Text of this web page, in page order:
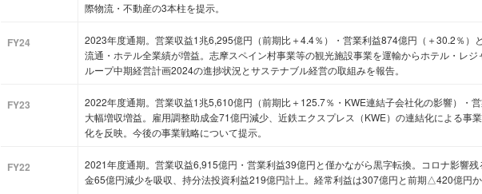
際物流・不動産の3本柱を提示。
FY24
2023年度通期。営業収益1兆6,295億円（前期比＋4.4％）・営業利益874億円（＋30.2％）
流通・ホテル全業績が増益。志摩スペイン村事業等の観光施設事業を運輸からホテル・レ
ループ中期経営計画2024の進捗状況とサステナブル経営の取組みを報告。
FY23
2022年度通期。営業収益1兆5,610億円（前期比＋125.7％・KWE連結子会社化の影響）・
大幅増収増益。雇用調整助成金71億円減少、近鉄エクスプレス（KWE）の連結化による事
化を反映。今後の事業戦略について提示。
FY22
2021年度通期。営業収益6,915億円・営業利益39億円と僅かながら黒字転換。コロナ影響
金65億円減少を吸収、持分法投資利益219億円計上。経常利益は307億円と前期△420億円か